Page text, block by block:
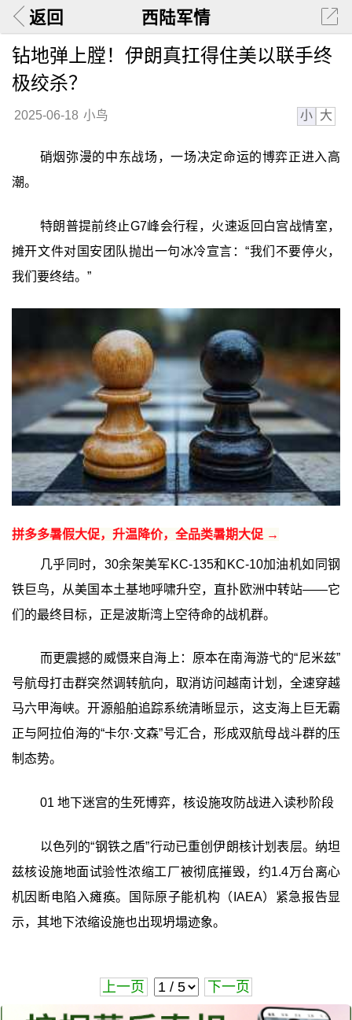
返回 西陆军情
钻地弹上膛！伊朗真扛得住美以联手终
极绞杀？
2025-06-18 小鸟 小 大
硝烟弥漫的中东战场，一场决定命运的博弈正进入高
潮。
特朗普提前终止G7峰会行程，火速返回白宫战情室，
摊开文件对国安团队抛出一句冰冷宣言：“我们不要停火，
我们要终结。”
拼多多暑假大促，升温降价，全品类暑期大促 →
几乎同时，30余架美军KC-135和KC-10加油机如同钢
铁巨鸟，从美国本土基地呼啸升空，直扑欧洲中转站——它
们的最终目标，正是波斯湾上空待命的战机群。
而更震撼的威慑来自海上：原本在南海游弋的“尼米兹”
号航母打击群突然调转航向，取消访问越南计划，全速穿越
马六甲海峡。开源船舶追踪系统清晰显示，这支海上巨无霸
正与阿拉伯海的“卡尔·文森”号汇合，形成双航母战斗群的压
制态势。
01 地下迷宫的生死博弈，核设施攻防战进入读秒阶段
以色列的“钢铁之盾”行动已重创伊朗核计划表层。纳坦
兹核设施地面试验性浓缩工厂被彻底摧毁，约1.4万台离心
机因断电陷入瘫痪。国际原子能机构（IAEA）紧急报告显
示，其地下浓缩设施也出现坍塌迹象。
上一页 下一页